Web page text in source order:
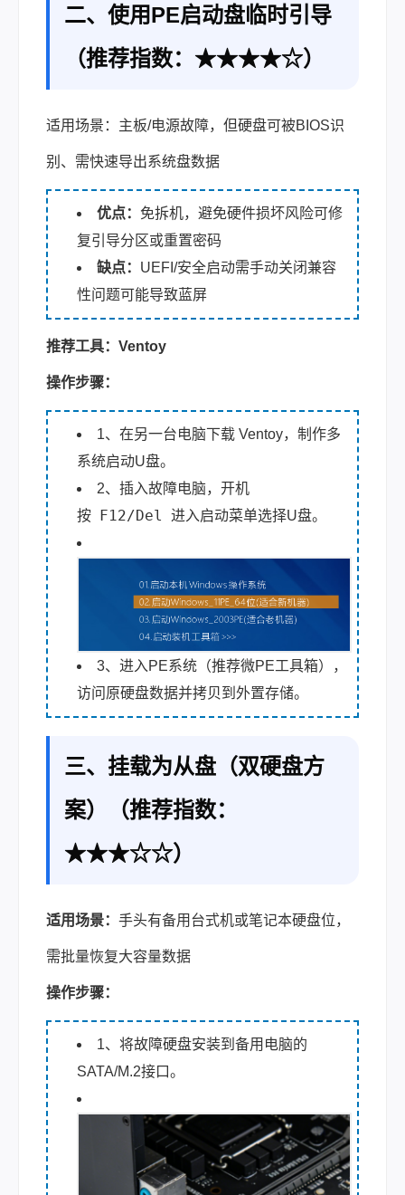
二、使用PE启动盘临时引导
（推荐指数：★★★★☆）
适用场景：主板/电源故障，但硬盘可被BIOS识
别、需快速导出系统盘数据
优点： 免拆机，避免硬件损坏风险可修
复引导分区或重置密码
缺点： UEFI/安全启动需手动关闭兼容
性问题可能导致蓝屏
推荐工具：Ventoy
操作步骤：
1、在另一台电脑下载 Ventoy，制作多
系统启动U盘。
2、插入故障电脑，开机
按 F12/Del 进入启动菜单选择U盘。
3、进入PE系统（推荐微PE工具箱），
访问原硬盘数据并拷贝到外置存储。
三、挂载为从盘（双硬盘方
案）（推荐指数：
★★★☆☆）
适用场景： 手头有备用台式机或笔记本硬盘位，
需批量恢复大容量数据
操作步骤：
1、将故障硬盘安装到备用电脑的
SATA/M.2接口。